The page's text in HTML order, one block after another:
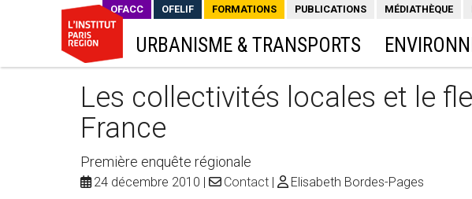
OFACC OFELIF FORMATIONS PUBLICATIONS MÉDIATHÈQUE
URBANISME & TRANSPORTS
Les collectivités locales et le
France
Première enquête régionale
24 décembre 2010 Contact Elisabeth Bordes-Pages